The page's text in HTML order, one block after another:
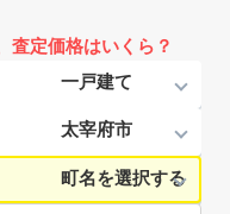
査定価格はいくら？